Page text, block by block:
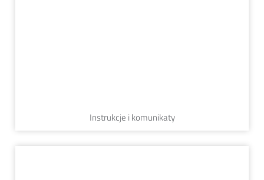
Instrukcje i komunikaty